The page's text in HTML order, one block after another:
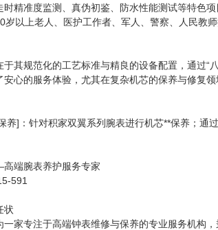
精准度监测、真伪初鉴、防水性能测试等特色项
以上老人、医护工作者、军人、警察、人民教师
其规范化的工艺标准与精良的设备配置，通过
心的服务体验，尤其在复杂机芯的保养与修复领
养]：针对积家双翼系列腕表进行机芯**保养；
端腕表养护服务专家
591
状
家专注于高端钟表维修与保养的专业服务机构